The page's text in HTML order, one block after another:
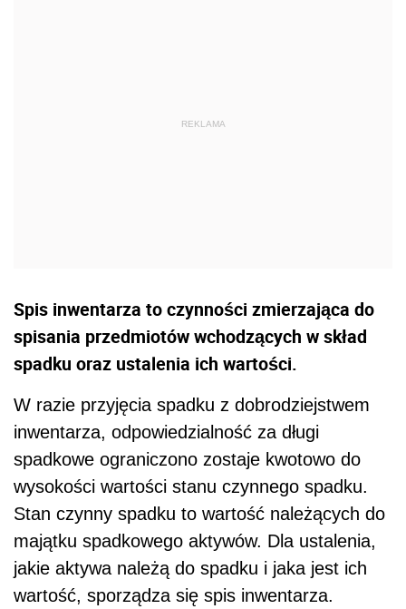
Spis inwentarza to czynności zmierzająca do
spisania przedmiotów wchodzących w skład
spadku oraz ustalenia ich wartości.
W razie przyjęcia spadku z dobrodziejstwem
inwentarza, odpowiedzialność za długi
spadkowe ograniczono zostaje kwotowo do
wysokości wartości stanu czynnego spadku.
Stan czynny spadku to wartość należących do
majątku spadkowego aktywów. Dla ustalenia,
jakie aktywa należą do spadku i jaka jest ich
wartość, sporządza się spis inwentarza.